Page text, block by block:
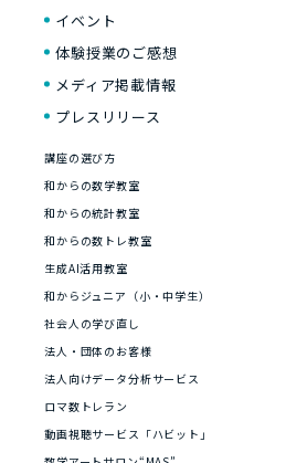
イベント
体験授業のご感想
メディア掲載情報
プレスリリース
講座の選び方
和からの数学教室
和からの統計教室
和からの数トレ教室
生成AI活用教室
和からジュニア（小・中学生）
社会人の学び直し
法人・団体のお客様
法人向けデータ分析サービス
ロマ数トレラン
動画視聴サービス「ハビット」